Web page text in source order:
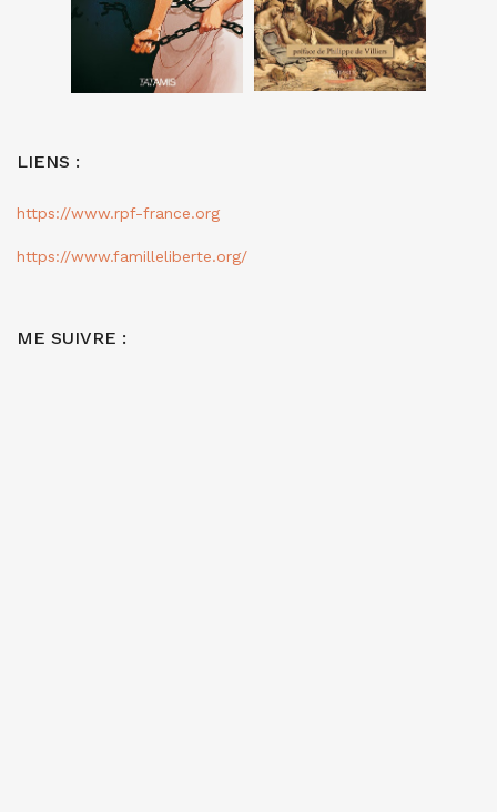
LIENS :
https://www.rpf-france.org
https://www.familleliberte.org/
ME SUIVRE :